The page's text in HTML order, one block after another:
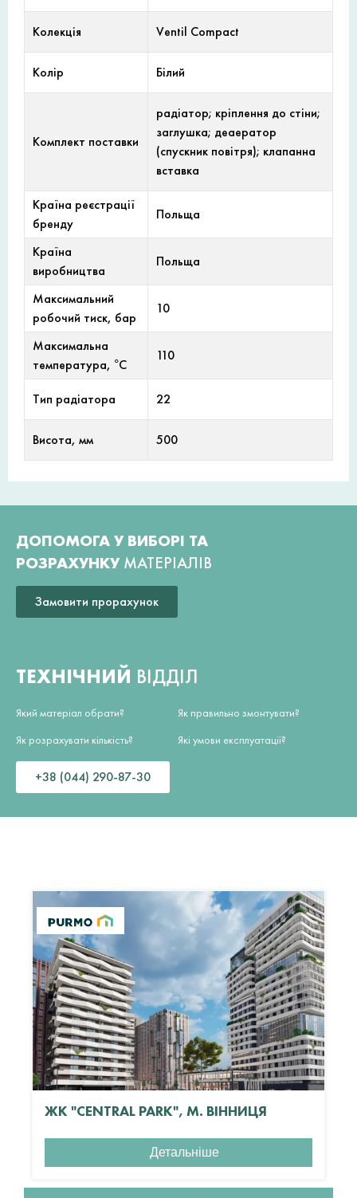
Колекція Ventil Compact
Колір Білий
Комплект поставки
радіатор; кріплення до стіни;
заглушка; деаератор
(спускник повітря); клапанна
вставка
Країна реєстрації
бренду
Польща
Країна
виробництва
Польща
Максимальний
робочий тиск, бар
10
Максимальна
температура, °С
110
Тип радіатора 22
Висота, мм 500
ДОПОМОГА У ВИБОРІ ТА
РОЗРАХУНКУ МАТЕРІАЛІВ
Замовити прорахунок
ТЕХНІЧНИЙ ВІДДІЛ
Який матеріал обрати?
Як розрахувати кількість?
Як правильно змонтувати?
Які умови експлуатації?
+38 (044) 290-87-30
ЖК "CENTRAL PARK", М. ВІННИЦЯ
Детальніше